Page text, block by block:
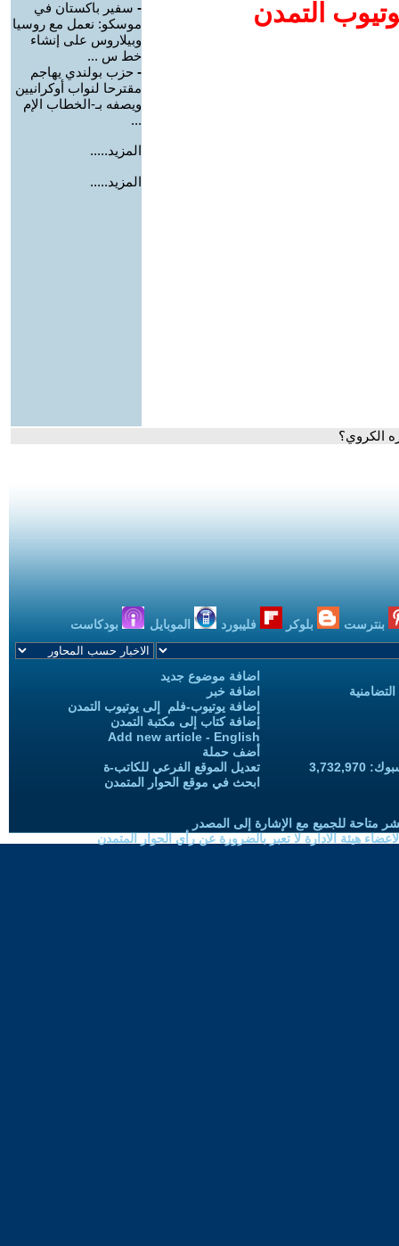
التمدن - سفير باكستان في
موسكو: نعمل مع روسيا
وبيلاروس على إنشاء
خط س ...
- حزب بولندي يهاجم
مقترحا لنواب أوكرانيين
ويصفه بـ-الخطاب الإم
...
المزيد.....
المزيد.....
الكروي؟
بنترست بلوكر فليبورد الموبايل بودكاست
اضافة موضوع جديد
اضافة خبر
إضافة يوتيوب-فلم إلى يوتيوب التمدن
إضافة كتاب إلى مكتبة التمدن
Add new article - English
أضف حملة
تعديل الموقع الفرعي للكاتب-ة
ابحث في موقع الحوار المتمدن
متاحة للجميع مع الإشارة إلى المصدر
هيئة الادارة لا تعبر بالضرورة عن رأي الحوار المتمدن